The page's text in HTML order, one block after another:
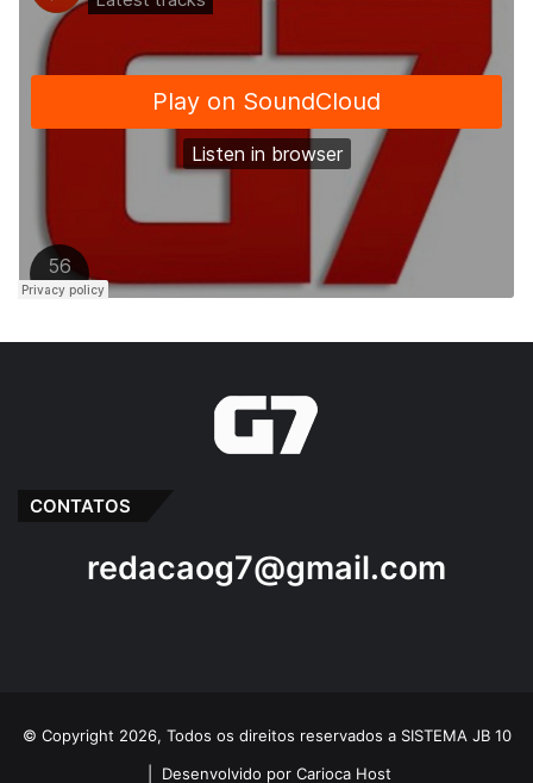
CONTATOS
redacaog7@gmail.com
© Copyright 2026, Todos os direitos reservados a SISTEMA JB 10
Desenvolvido por Carioca Host